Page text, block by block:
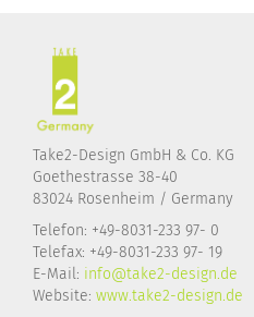
Take2-Design GmbH & Co. KG
Goethestrasse 38-40
83024 Rosenheim / Germany
Telefon: +49-8031-233 97- 0
Telefax: +49-8031-233 97- 19
E-Mail: info@take2-design.de
Website: www.take2-design.de